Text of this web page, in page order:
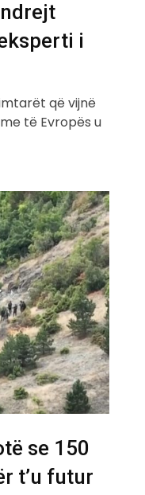
i
që vijnë
të Evropës u
se 150
t’u futur